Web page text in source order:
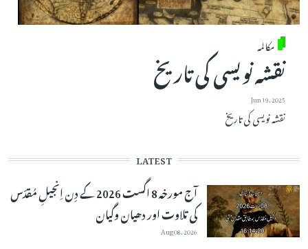
مکالمہ
نقشہ نویسی کی تاریخ
Jun 19, 2025
نقشہ نویسی کی تاریخ
LATEST
آج مورخہ 8 اگست 2026 کے دِن اِنجیلِ مُقدّس
کی تلاوت اور دھیان وگیان
Aug 08, 2026